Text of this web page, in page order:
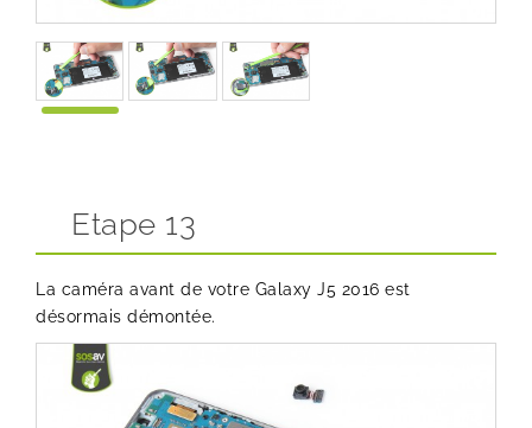
Etape 13
La caméra avant de votre Galaxy J5 2016 est
désormais démontée.